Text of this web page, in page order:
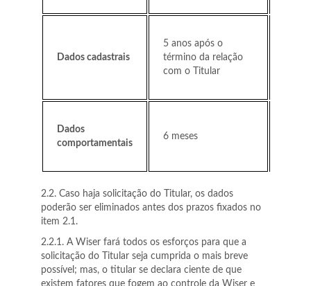
Dados cadastrais
5 anos após o
término da relação
com o Titular
Dados
comportamentais
6 meses
2.2. Caso haja solicitação do Titular, os dados
poderão ser eliminados antes dos prazos fixados no
item 2.1.
2.2.1. A Wiser fará todos os esforços para que a
solicitação do Titular seja cumprida o mais breve
possível; mas, o titular se declara ciente de que
existem fatores que fogem ao controle da Wiser e